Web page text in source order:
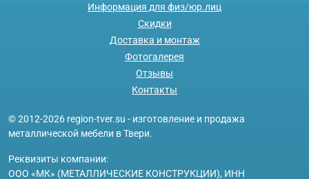
Информация для физ/юр.лиц
Скидки
Доставка и монтаж
Фотогалерея
Отзывы
Контакты
© 2012-2026 region-tver.su - изготовление и продажа
металлической мебели в Твери.
Реквизиты компании:
ООО «МК» (МЕТАЛЛИЧЕСКИЕ КОНСТРУКЦИИ), ИНН